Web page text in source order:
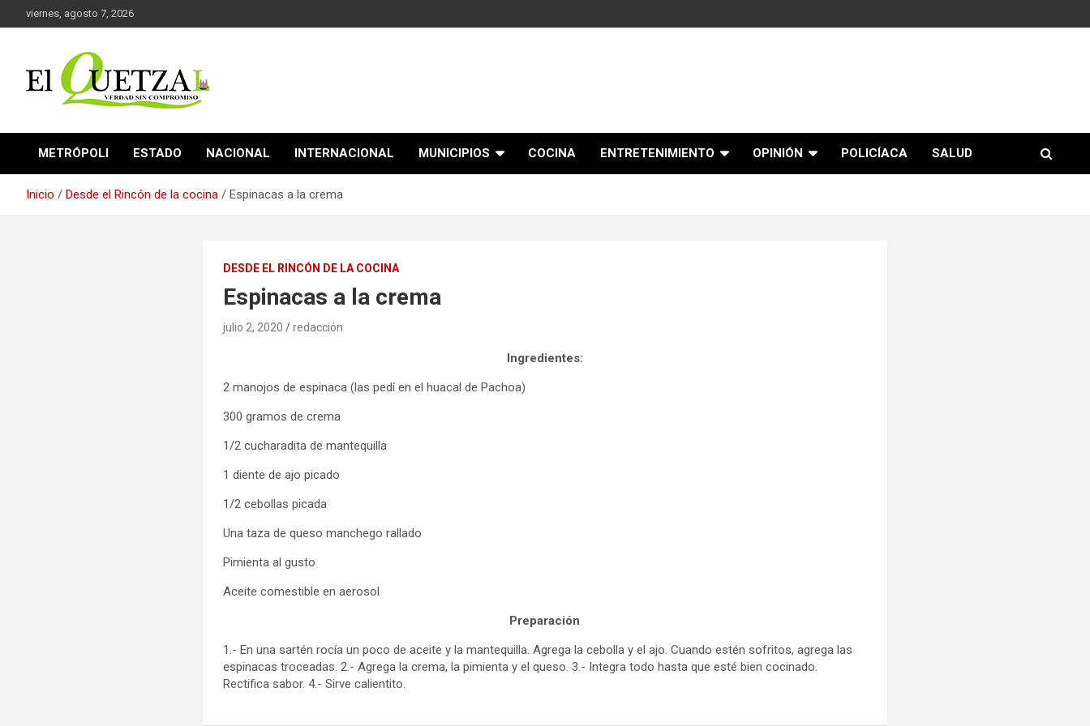
al
viernes, agosto 7, 2026
El Quetzal de Cholula
METRÓPOLI ESTADO NACIONAL INTERNACIONAL MUNICIPIOS COCINA ENTRETENIMIENTO OPINIÓN POLICÍACA SALUD
Inicio Desde el Rincón de la cocina Espinacas a la crema
DESDE EL RINCÓN DE LA COCINA
Espinacas a la crema
julio 2, 2020 redacción
Ingredientes:
2 manojos de espinaca (las pedí en el huacal de Pachoa)
300 gramos de crema
1/2 cucharadita de mantequilla
1 diente de ajo picado
1/2 cebollas picada
Una taza de queso manchego rallado
Pimienta al gusto
Aceite comestible en aerosol
Preparación
1.- En una sartén rocía un poco de aceite y la mantequilla. Agrega la cebolla y el ajo. Cuando estén sofritos, agrega las
espinacas troceadas. 2.- Agrega la crema, la pimienta y el queso. 3.- Integra todo hasta que esté bien cocinado.
Rectifica sabor. 4.- Sirve calientito.